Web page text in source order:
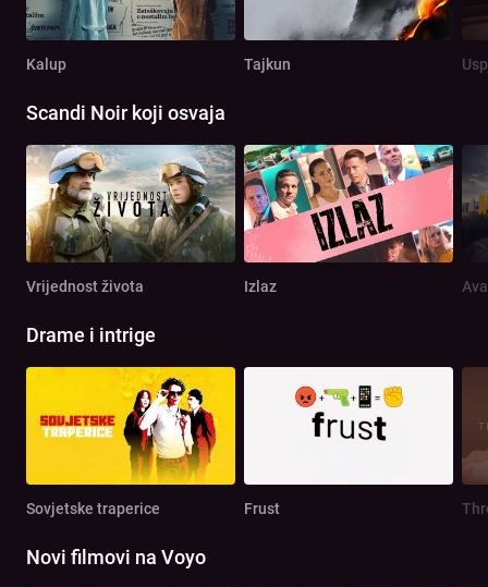
Kalup Tajkun
Scandi Noir koji osvaja
Vrijednost života Izlaz
Drame i intrige
Sovjetske traperice Frust
Novi filmovi na Voyo